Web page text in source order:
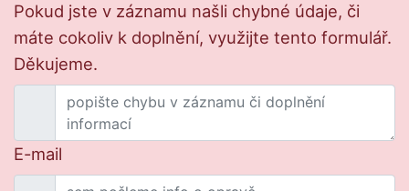
Pokud jste v záznamu našli chybné údaje, či
máte cokoliv k doplnění, využijte tento formulář.
Děkujeme.
E-mail